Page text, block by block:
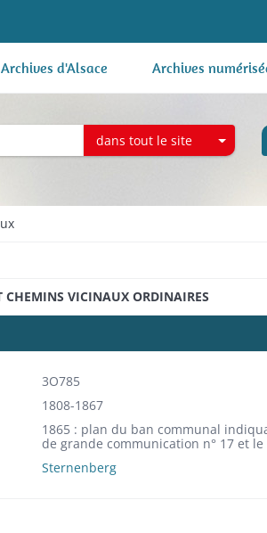
d'Alsace Archives
dans tout le site
CHEMINS VICINAUX ORDINAIRES
3O785
1808-1867
1865 : plan du ban communal
de grande communication n° 17 et
Sternenberg